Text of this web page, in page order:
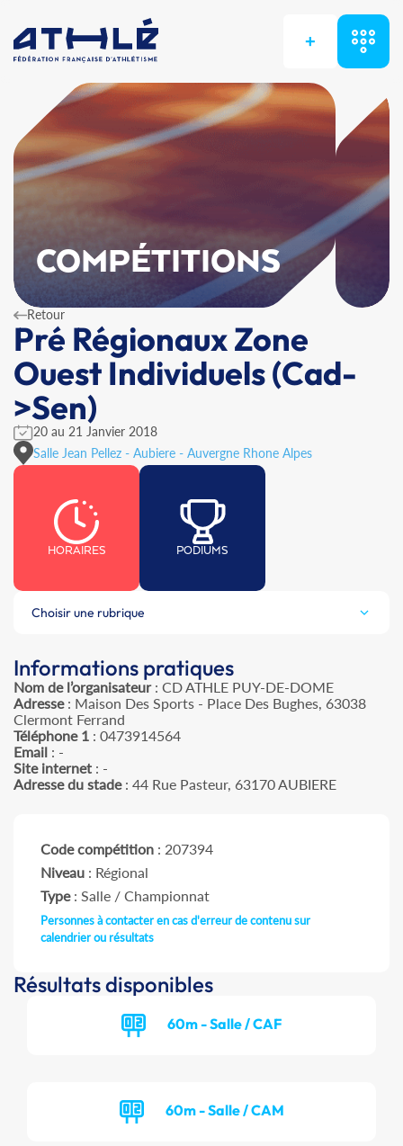
+
COMPÉTITIONS
Retour
Pré Régionaux Zone
Ouest Individuels (Cad-
>Sen)
20 au 21 Janvier 2018
Salle Jean Pellez - Aubiere - Auvergne Rhone Alpes
HORAIRES PODIUMS
Choisir une rubrique
Informations pratiques
Nom de l’organisateur: CD ATHLE PUY-DE-DOME
Adresse: Maison Des Sports - Place Des Bughes, 63038
Clermont Ferrand
Téléphone 1 : 0473914564
Email : -
Site internet : -
Adresse du stade: 44 Rue Pasteur, 63170 AUBIERE
Code compétition : 207394
Niveau : Régional
Type: Salle / Championnat
Personnes à contacter en cas d'erreur de contenu sur
calendrier ou résultats
Résultats disponibles
60m - Salle / CAF
60m - Salle / CAM